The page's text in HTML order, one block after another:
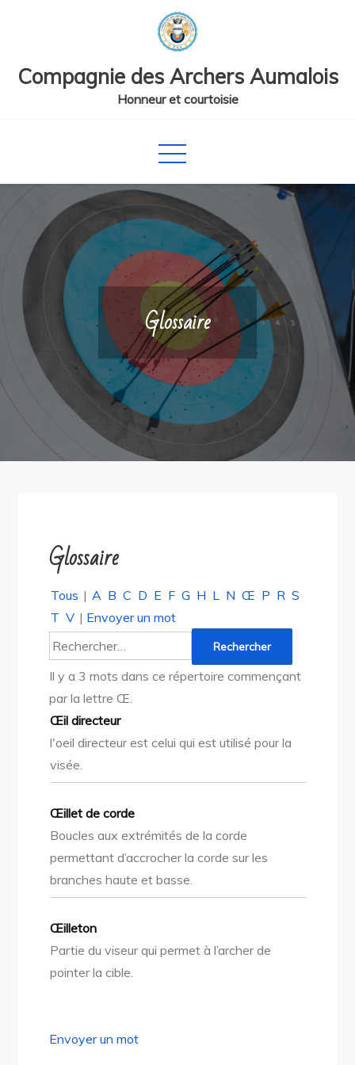
Compagnie des Archers Aumalois
Honneur et courtoisie
Glossaire
Glossaire
Tous | A B C D E F G H L N Œ P R S
T V | Envoyer un mot
Il y a 3 mots dans ce répertoire commençant
par la lettre Œ.
Œil directeur
l'oeil directeur est celui qui est utilisé pour la
visée.
Œillet de corde
Boucles aux extrémités de la corde
permettant d’accrocher la corde sur les
branches haute et basse.
Œilleton
Partie du viseur qui permet à l’archer de
pointer la cible.
Envoyer un mot